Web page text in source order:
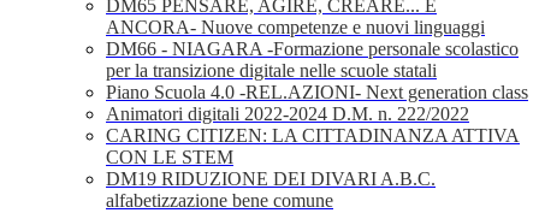
DM65 PENSARE, AGIRE, CREARE... E
ANCORA- Nuove competenze e nuovi linguaggi
DM66 - NIAGARA -Formazione personale scolastico
per la transizione digitale nelle scuole statali
Piano Scuola 4.0 -REL.AZIONI- Next generation class
Animatori digitali 2022-2024 D.M. n. 222/2022
CARING CITIZEN: LA CITTADINANZA ATTIVA
CON LE STEM
DM19 RIDUZIONE DEI DIVARI A.B.C.
alfabetizzazione bene comune